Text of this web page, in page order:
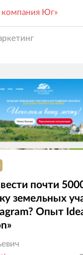
компания Юг»
почти
земельных
Опыт